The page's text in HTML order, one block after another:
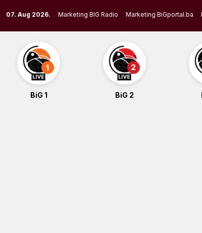
to
content
07. Aug 2026. Marketing BIG Radio Marketing BiGportal.ba
BiG 1 BiG 2